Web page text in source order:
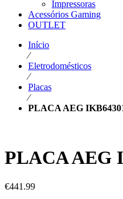
Impressoras
Acessórios Gaming
OUTLET
Início
⁄
Eletrodomésticos
⁄
Placas
⁄
PLACA AEG
PLACA AEG
€441.99